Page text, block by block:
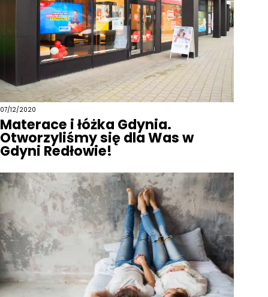
07/12/2020
Materace i łóżka Gdynia.
Otworzyliśmy się dla Was w
Gdyni Redłowie!